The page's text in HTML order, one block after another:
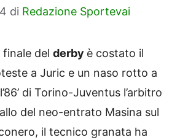
di Redazione Sportevai
finale del derby è costato il
a Juric e un naso rotto a
di Torino-Juventus l’arbitro
del neo-entrato Masina sul
il tecnico granata ha